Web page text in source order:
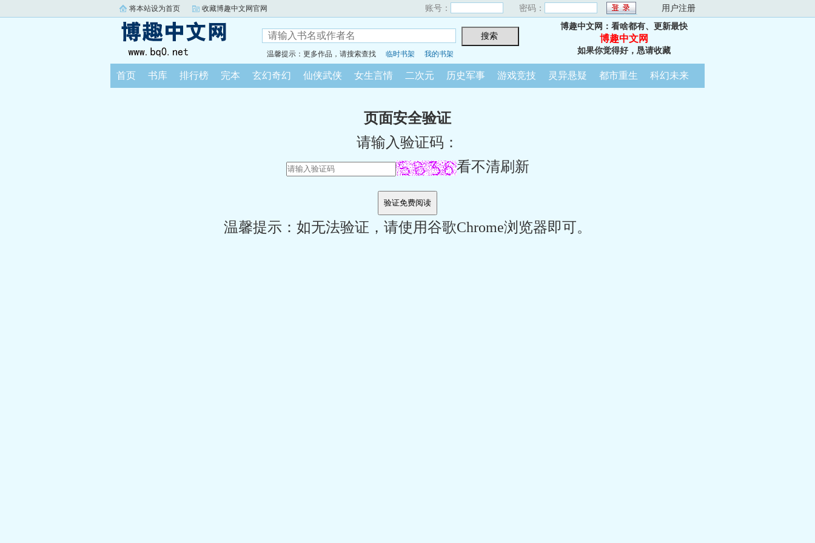
将本站设为首页 收藏博趣中文网官网 账号： 密码： 用户注册
温馨提示：更多作品，请搜索查找 临时书架 我的书架
博趣中文网：看啥都有、更新最快
博趣中文网
如果你觉得好，恳请收藏
首页 书库 排行榜 完本 玄幻奇幻 仙侠武侠 女生言情 二次元 历史军事 游戏竞技 灵异悬疑 都市重生 科幻未来
页面安全验证
请输入验证码：
看不清刷新
温馨提示：如无法验证，请使用谷歌Chrome浏览器即可。